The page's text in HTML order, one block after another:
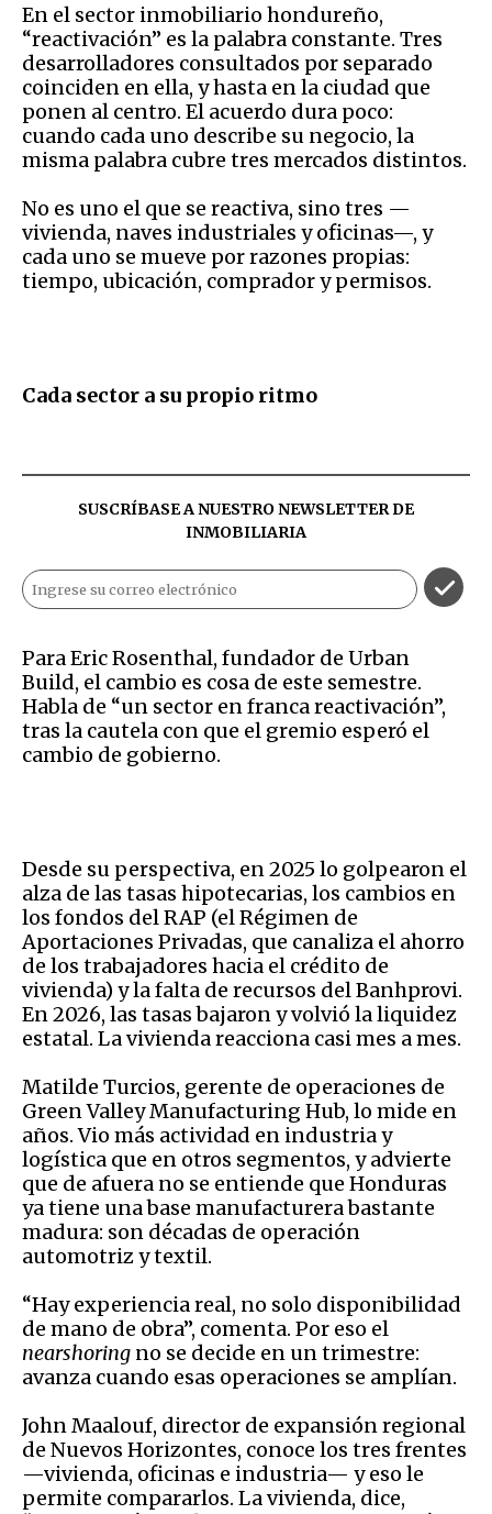
En el sector inmobiliario hondureño,
“reactivación” es la palabra constante. Tres
desarrolladores consultados por separado
coinciden en ella, y hasta en la ciudad que
ponen al centro. El acuerdo dura poco:
cuando cada uno describe su negocio, la
misma palabra cubre tres mercados distintos.
No es uno el que se reactiva, sino tres —
vivienda, naves industriales y oficinas—, y
cada uno se mueve por razones propias:
tiempo, ubicación, comprador y permisos.
Cada sector a su propio ritmo
SUSCRÍBASE A NUESTRO NEWSLETTER DE
INMOBILIARIA
Para Eric Rosenthal, fundador de Urban
Build, el cambio es cosa de este semestre.
Habla de “un sector en franca reactivación”,
tras la cautela con que el gremio esperó el
cambio de gobierno.
Desde su perspectiva, en 2025 lo golpearon el
alza de las tasas hipotecarias, los cambios en
los fondos del RAP (el Régimen de
Aportaciones Privadas, que canaliza el ahorro
de los trabajadores hacia el crédito de
vivienda) y la falta de recursos del Banhprovi.
En 2026, las tasas bajaron y volvió la liquidez
estatal. La vivienda reacciona casi mes a mes.
Matilde Turcios, gerente de operaciones de
Green Valley Manufacturing Hub, lo mide en
años. Vio más actividad en industria y
logística que en otros segmentos, y advierte
que de afuera no se entiende que Honduras
ya tiene una base manufacturera bastante
madura: son décadas de operación
automotriz y textil.
“Hay experiencia real, no solo disponibilidad
de mano de obra”, comenta. Por eso el
nearshoring no se decide en un trimestre:
avanza cuando esas operaciones se amplían.
John Maalouf, director de expansión regional
de Nuevos Horizontes, conoce los tres frentes
—vivienda, oficinas e industria— y eso le
permite compararlos. La vivienda, dice,